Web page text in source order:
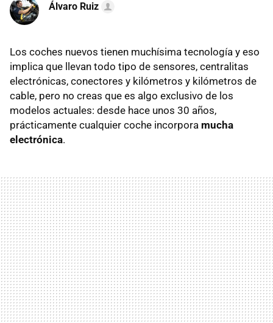
Álvaro Ruiz
Los coches nuevos tienen muchísima tecnología y eso
implica que llevan todo tipo de sensores, centralitas
electrónicas, conectores y kilómetros y kilómetros de
cable, pero no creas que es algo exclusivo de los
modelos actuales: desde hace unos 30 años,
prácticamente cualquier coche incorpora mucha
electrónica.